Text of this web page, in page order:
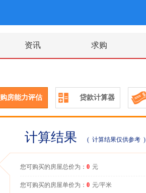
资讯 求购
购房能力评估 贷款计算器
计算结果 ( 计算结果仅供参考 )
您可购买的房屋总价为： 0 元
您可购买的房屋单价为： 0 元/平米